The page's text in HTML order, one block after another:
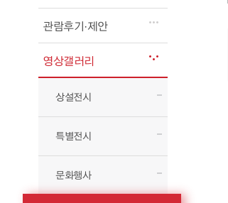
관람후기·제안
영상갤러리
상설전시
특별전시
문화행사